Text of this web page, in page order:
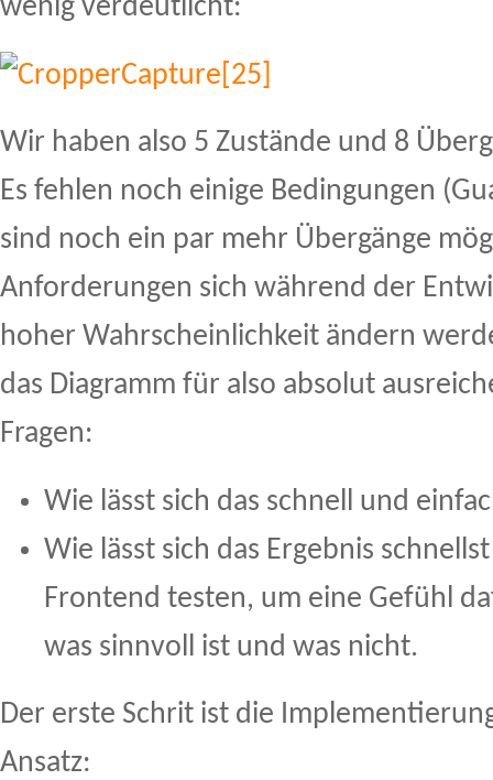
wenig verdeutlicht:
Wir haben also 5 Zustände und 8
Es fehlen noch einige Bedingungen
sind noch ein par mehr Übergänge
Anforderungen sich während der
hoher Wahrscheinlichkeit ändern
das Diagramm für also absolut
Fragen:
Wie lässt sich das schnell und
Wie lässt sich das Ergebnis
Frontend testen, um eine Gefühl
was sinnvoll ist und was nicht.
Der erste Schrit ist die
Ansatz: